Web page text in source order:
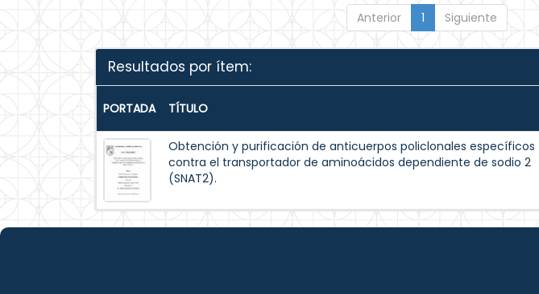
Anterior 1 Siguiente
Resultados por ítem:
PORTADA TÍTULO
Obtención y purificación de anticuerpos policlonales específicos
contra el transportador de aminoácidos dependiente de sodio 2
(SNAT2).